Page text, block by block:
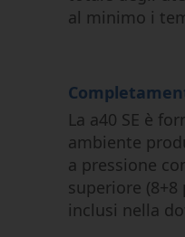
al minimo i
La a40 SE è
ambiente
a pressione
superiore
inclusi nella